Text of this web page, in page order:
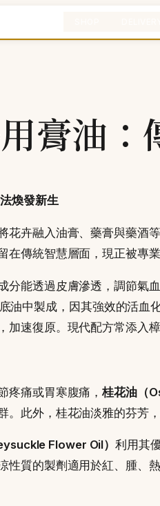
膏油
煥發新生
花卉融入油膏、藥膏與藥
傳統智慧層面，現正被專
分能透過皮膚滲透，調節
油中製成，因其強效的活血
速復原。現代配方常添入
疼痛或胃寒腹痛，桂花油（
此外，桂花油淡雅的芬芳
Flower Oil）利用其
質的製劑適用於紅、腫、